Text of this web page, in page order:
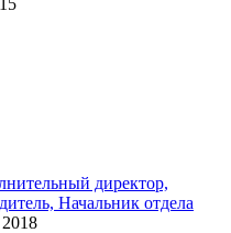
директор,
Начальник отдела